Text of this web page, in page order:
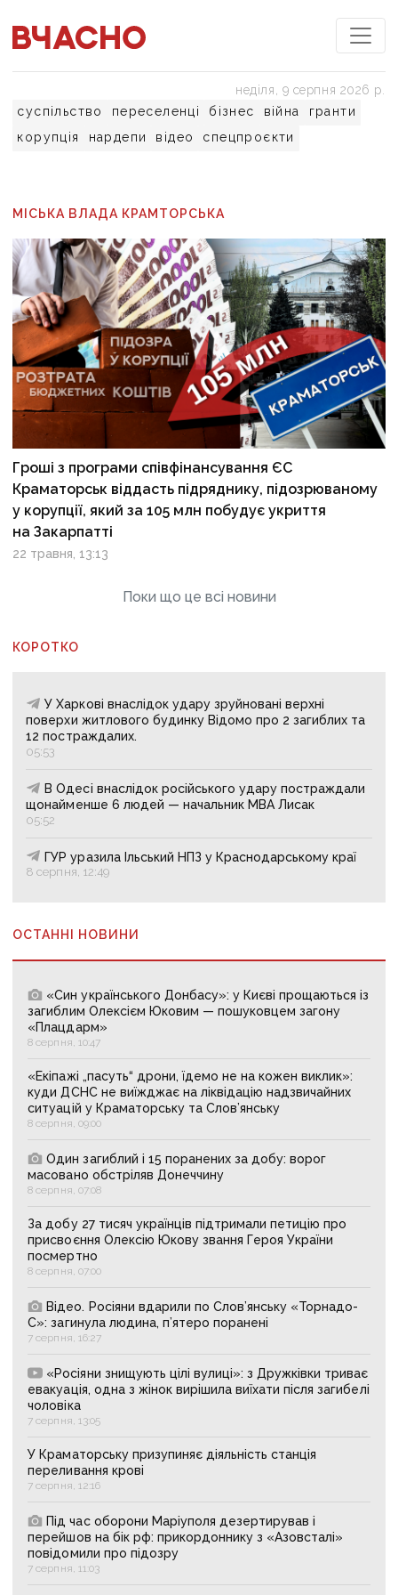
суспільство переселенці бізнес війна
гранти
корупція
нардепи відео спецпроєкти
неділя, 9 серпня 2026 р.
МІСЬКА ВЛАДА КРАМТОРСЬКА
Гроші з програми співфінансування ЄС
Краматорськ віддасть підряднику, підозрюваному
у корупції, який за 105 млн побудує укриття
на Закарпатті
22 травня, 13:13
Поки що це всі новини
КОРОТКО
У Харкові внаслідок удару зруйновані верхні
поверхи житлового будинку Відомо про 2 загиблих та
12 постраждалих.
05:53
В Одесі внаслідок російського удару постраждали
щонайменше 6 людей — начальник МВА Лисак
05:52
ГУР уразила Ільський НПЗ у Краснодарському краї
8 серпня, 12:49
ОСТАННІ НОВИНИ
«Син українського Донбасу»: у Києві прощаються із
загиблим Олексієм Юковим — пошуковцем загону
«Плацдарм»
8 серпня, 10:47
«Екіпажі „пасуть“ дрони, їдемо не на кожен виклик»:
куди ДСНС не виїжджає на ліквідацію надзвичайних
ситуацій у Краматорську та Слов’янську
8 серпня, 09:00
Один загиблий і 15 поранених за добу: ворог
масовано обстріляв Донеччину
8 серпня, 07:08
За добу 27 тисяч українців підтримали петицію про
присвоєння Олексію Юкову звання Героя України
посмертно
8 серпня, 07:00
Відео. Росіяни вдарили по Слов’янську «Торнадо-
С»: загинула людина, п’ятеро поранені
7 серпня, 16:27
«Росіяни знищують цілі вулиці»: з Дружківки триває
евакуація, одна з жінок вирішила виїхати після загибелі
чоловіка
7 серпня, 13:05
У Краматорську призупиняє діяльність станція
переливання крові
7 серпня, 12:16
Під час оборони Маріуполя дезертирував і
перейшов на бік рф: прикордоннику з «Азовсталі»
повідомили про підозру
7 серпня, 11:03